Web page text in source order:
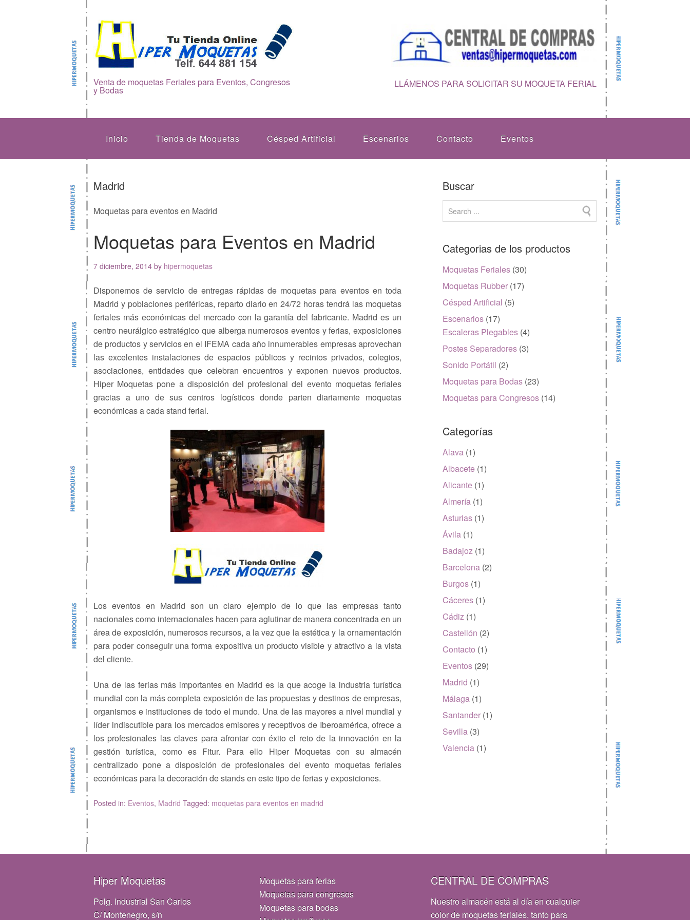
Venta de moquetas Feriales para Eventos, Congresos
y Bodas
LLÁMENOS PARA SOLICITAR SU MOQUETA FERIAL
Inicio Tienda de Moquetas Césped Artificial Escenarios Contacto Eventos
Madrid
Moquetas para eventos en Madrid
Moquetas para Eventos en Madrid
7 diciembre, 2014 by hipermoquetas
Disponemos de servicio de entregas rápidas de moquetas para eventos en toda
Madrid y poblaciones periféricas, reparto diario en 24/72 horas tendrá las moquetas
feriales más económicas del mercado con la garantía del fabricante. Madrid es un
centro neurálgico estratégico que alberga numerosos eventos y ferias, exposiciones
de productos y servicios en el IFEMA cada año innumerables empresas aprovechan
las excelentes instalaciones de espacios públicos y recintos privados, colegios,
asociaciones, entidades que celebran encuentros y exponen nuevos productos.
Hiper Moquetas pone a disposición del profesional del evento moquetas feriales
gracias a uno de sus centros logísticos donde parten diariamente moquetas
económicas a cada stand ferial.
Los eventos en Madrid son un claro ejemplo de lo que las empresas tanto
nacionales como internacionales hacen para aglutinar de manera concentrada en un
área de exposición, numerosos recursos, a la vez que la estética y la ornamentación
para poder conseguir una forma expositiva un producto visible y atractivo a la vista
del cliente.
Una de las ferias más importantes en Madrid es la que acoge la industria turística
mundial con la más completa exposición de las propuestas y destinos de empresas,
organismos e instituciones de todo el mundo. Una de las mayores a nivel mundial y
líder indiscutible para los mercados emisores y receptivos de Iberoamérica, ofrece a
los profesionales las claves para afrontar con éxito el reto de la innovación en la
gestión turística, como es Fitur. Para ello Hiper Moquetas con su almacén
centralizado pone a disposición de profesionales del evento moquetas feriales
económicas para la decoración de stands en este tipo de ferias y exposiciones.
Posted in: Eventos, Madrid Tagged: moquetas para eventos en madrid
Buscar
Categorias de los productos
Moquetas Feriales (30)
Moquetas Rubber (17)
Césped Artificial (5)
Escenarios (17)
Escaleras Plegables (4)
Postes Separadores (3)
Sonido Portátil (2)
Moquetas para Bodas (23)
Moquetas para Congresos (14)
Categorías
Alava (1)
Albacete (1)
Alicante (1)
Almería (1)
Asturias (1)
Ávila (1)
Badajoz (1)
Barcelona (2)
Burgos (1)
Cáceres (1)
Cádiz (1)
Castellón (2)
Contacto (1)
Eventos (29)
Madrid (1)
Málaga (1)
Santander (1)
Sevilla (3)
Valencia (1)
Hiper Moquetas
Polg. Industrial San Carlos
C/ Montenegro, s/n
Moquetas para ferias
Moquetas para congresos
Moquetas para bodas
CENTRAL DE COMPRAS
Nuestro almacén está al día en cualquier
color de moquetas feriales, tanto para